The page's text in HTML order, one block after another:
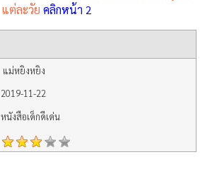
แต่ละวัย คลิกหน้า 2
แม่หยิงหยิง
2019-11-22
หนังสือเด็กดีเด่น